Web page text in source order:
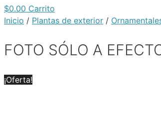
$0.00 Carrito
Inicio / Plantas de exterior /
FOTO SÓLO A
¡Oferta!